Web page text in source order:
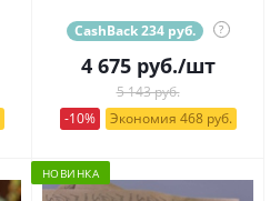
CashBack 234 руб. ?
4 675руб./шт
5 143 руб.
-10%
Экономия 468 руб.
НОВИНКА